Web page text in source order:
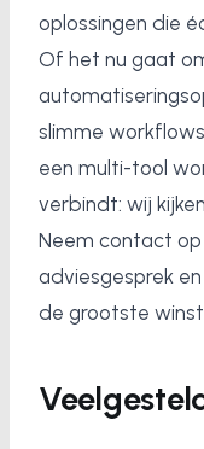
oplossingen die
Of het nu gaat
slimme
een multi-tool
verbindt: wij
Neem contact
adviesgesprek
de grootste